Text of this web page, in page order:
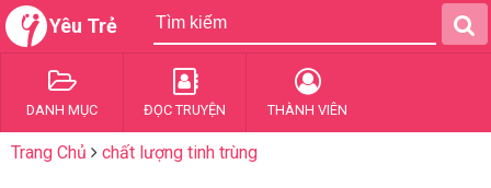
Yêu Trẻ
DANH MỤC ĐỌC TRUYỆN THÀNH VIÊN
Trang Chủ chất lượng tinh trùng